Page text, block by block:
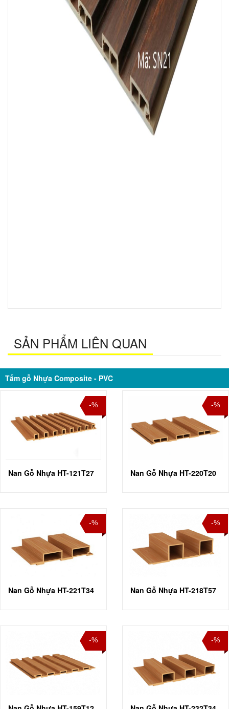
SẢN PHẨM LIÊN QUAN
Tấm gỗ Nhựa Composite - PVC
-%
Nan Gỗ Nhựa HT-121T27
-%
Nan Gỗ Nhựa HT-220T20
-%
Nan Gỗ Nhựa HT-221T34
-%
Nan Gỗ Nhựa HT-218T57
-% -%